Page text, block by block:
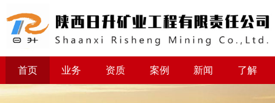
首页 业务 资质 案例 新闻 了解